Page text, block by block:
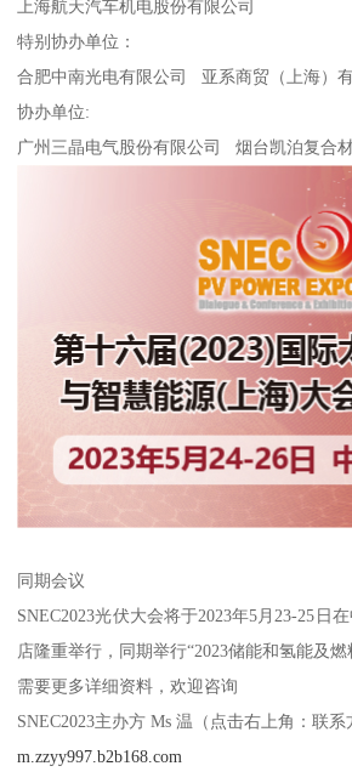
上海航天汽车机电股份有限公司
特别协办单位：
合肥中南光电有限公司 亚系商贸（上海）
协办单位:
广州三晶电气股份有限公司 烟台凯泊复合
同期会议
SNEC2023光伏大会将于2023年5月23-25日
店隆重举行，同期举行“2023储能和氢能及燃
需要更多详细资料，欢迎咨询
SNEC2023主办方 Ms 温（点击右上角：联系
m.zzyy997.b2b168.com